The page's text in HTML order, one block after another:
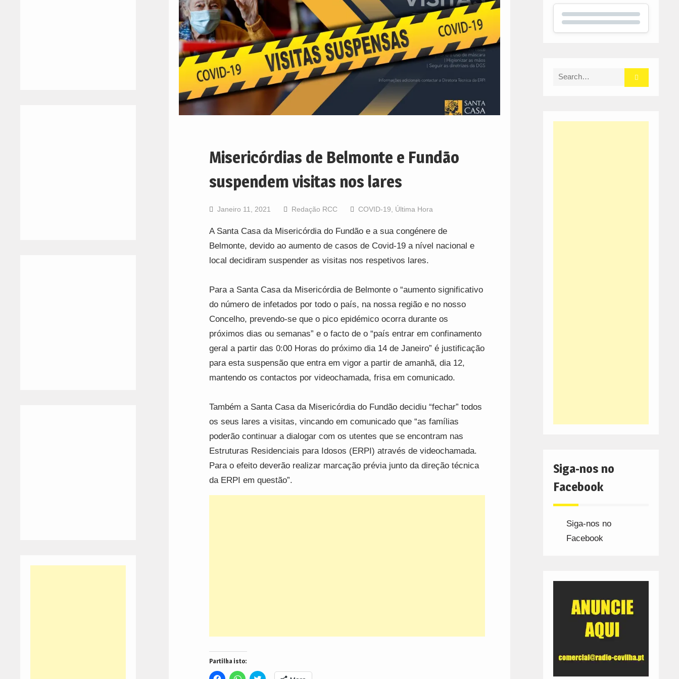
Misericórdias de Belmonte e Fundão
suspendem visitas nos lares
Janeiro 11, 2021 Redação RCC COVID-19 Última Hora
A Santa Casa da Misericórdia do Fundão e a sua congénere de
Belmonte, devido ao aumento de casos de Covid-19 a nível nacional e
local decidiram suspender as visitas nos respetivos lares.
Para a Santa Casa da Misericórdia de Belmonte o “aumento significativo
do número de infetados por todo o país, na nossa região e no nosso
Concelho, prevendo-se que o pico epidémico ocorra durante os
próximos dias ou semanas” e o facto de o “país entrar em confinamento
geral a partir das 0:00 Horas do próximo dia 14 de Janeiro” é justificação
para esta suspensão que entra em vigor a partir de amanhã, dia 12,
mantendo os contactos por videochamada, frisa em comunicado.
Também a Santa Casa da Misericórdia do Fundão decidiu “fechar” todos
os seus lares a visitas, vincando em comunicado que “as famílias
poderão continuar a dialogar com os utentes que se encontram nas
Estruturas Residenciais para Idosos (ERPI) através de videochamada.
Para o efeito deverão realizar marcação prévia junto da direção técnica
da ERPI em questão”.
Partilha isto:
Search
Siga-nos no
Facebook
Siga-nos no
Facebook